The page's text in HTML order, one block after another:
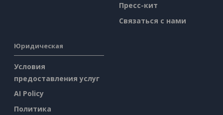
Пресс-кит
Связаться с нами
Юридическая
Условия
предоставления услуг
AI Policy
Политика